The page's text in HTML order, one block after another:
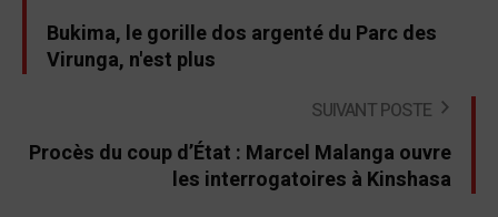
Bukima, le gorille dos argenté du Parc des
Virunga, n'est plus
SUIVANT POSTE
Procès du coup d’État : Marcel Malanga ouvre
les interrogatoires à Kinshasa